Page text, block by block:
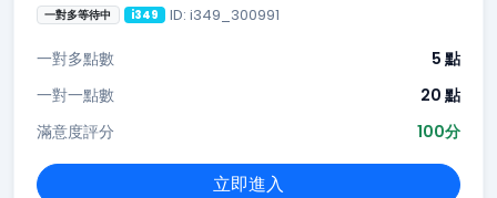
一對多等待中 i349 ID: i349_300991
一對多點數
5 點
一對一點數
20 點
滿意度評分
100分
立即進入